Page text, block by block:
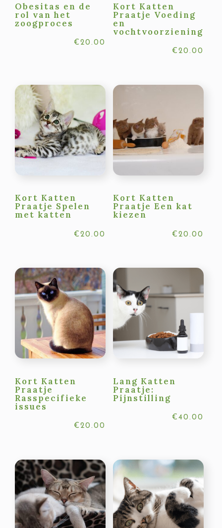
Obesitas en de
rol van het
zoogproces
€ 20.00
Kort Katten
Praatje Voeding
en
vochtvoorziening
€ 20.00
Kort Katten
Praatje Spelen
met katten
€ 20.00
Kort Katten
Praatje Een kat
kiezen
€ 20.00
Kort Katten
Praatje
Rasspecifieke
issues
€ 20.00
Lang Katten
Praatje:
Pijnstilling
€ 40.00